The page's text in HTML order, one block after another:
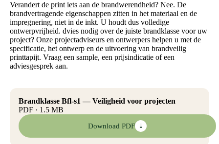
Verandert de print iets aan de brandwerendheid? Nee. De
brandvertragende eigenschappen zitten in het materiaal en de
impregnering, niet in de inkt. U houdt dus volledige
ontwerpvrijheid. dvies nodig over de juiste brandklasse voor uw
project? Onze projectadviseurs en ontwerpers helpen u met de
specificatie, het ontwerp en de uitvoering van brandveilig
printtapijt. Vraag een sample, een prijsindicatie of een
adviesgesprek aan.
Brandklasse Bfl-s1 — Veiligheid voor projecten
PDF · 1.5 MB
Download PDF ⤓